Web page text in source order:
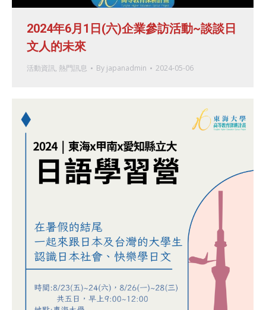
2024年6月1日(六)企業參訪活動~談談日
文人的未來
活動資訊, 熱門訊息 By japanadmin 2024-05-06